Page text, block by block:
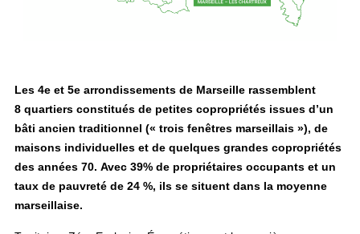
Les 4e et 5e arrondissements de Marseille rassemblent
8 quartiers constitués de petites copropriétés issues d’un
bâti ancien traditionnel (« trois fenêtres marseillais »), de
maisons individuelles et de quelques grandes copropriétés
des années 70. Avec 39% de propriétaires occupants et un
taux de pauvreté de 24 %, ils se situent dans la moyenne
marseillaise.